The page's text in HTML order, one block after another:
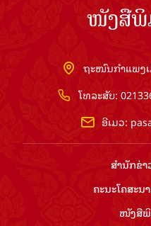
ໜັງສືພິ
ຖະໜົນກຳແພງ
ໂທລະສັບ:
ອີເມວ:
ສຳ​ນັກ​ຂ່
ຄະນະໂຄສະ
ໜັງສືພິ